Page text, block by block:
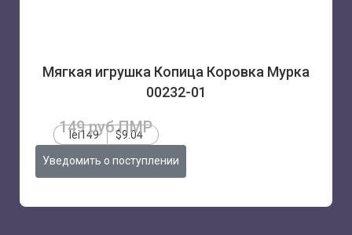
Мягкая игрушка Копица Коровка Мурка
00232-01
149 руб.ПМР
lei149 $9.04
Уведомить о поступлении